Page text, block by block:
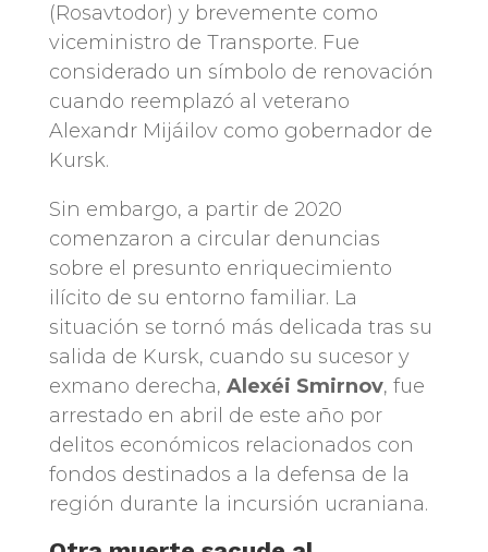
(Rosavtodor) y brevemente como
viceministro de Transporte. Fue
considerado un símbolo de renovación
cuando reemplazó al veterano
Alexandr Mijáilov como gobernador de
Kursk.
Sin embargo, a partir de 2020
comenzaron a circular denuncias
sobre el presunto enriquecimiento
ilícito de su entorno familiar. La
situación se tornó más delicada tras su
salida de Kursk, cuando su sucesor y
exmano derecha, Alexéi Smirnov, fue
arrestado en abril de este año por
delitos económicos relacionados con
fondos destinados a la defensa de la
región durante la incursión ucraniana.